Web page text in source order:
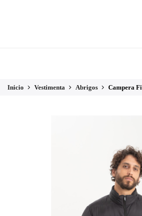
Inicio Vestimenta Abrigos Campera